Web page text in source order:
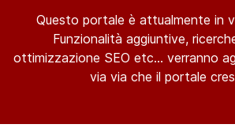
Questo portale è attualmente in
Funzionalità aggiuntive,
ottimizzazione SEO etc... verranno
via via che il portale